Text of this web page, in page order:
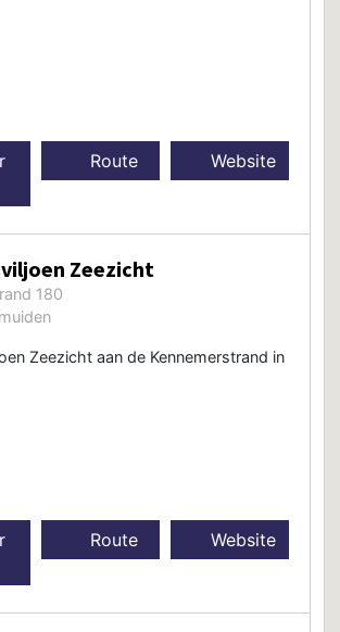
Route Website
Zeezicht
180
Zeezicht aan de Kennemerstrand in
Route Website